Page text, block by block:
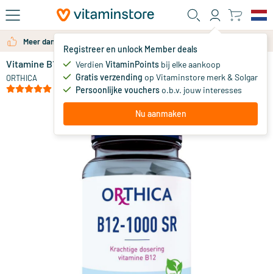
Ga naar de hoofdinhoud
Registreer en unlock Member deals
Verdien VitaminPoints bij elke aankoop
Gratis verzending op Vitaminstore merk & Solgar
Persoonlijke voucherso.b.v. jouw interesses
Nu aanmaken
Meer dan 325.000 tevreden klanten per jaar
Vitamine B12 1000 SR
ORTHICA
28.